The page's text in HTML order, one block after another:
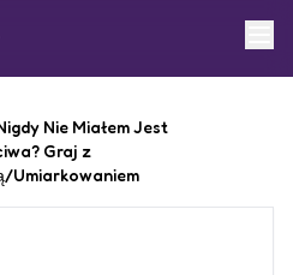
Nie Miałem Jest
Graj z
Umiarkowaniem